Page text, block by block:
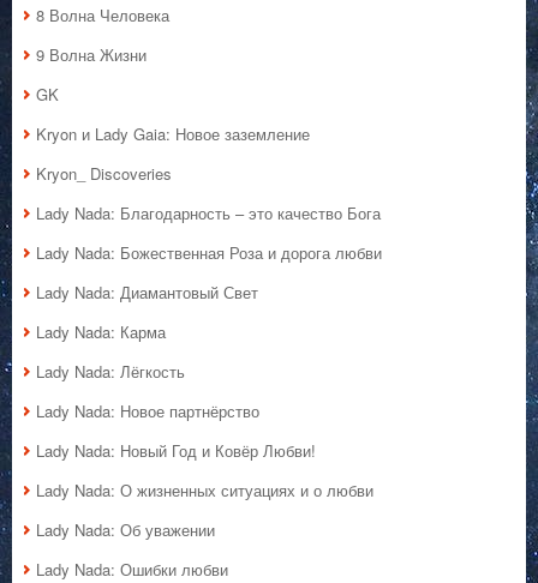
8 Волна Человека
9 Волна Жизни
GK
Kryon и Lady Gaia: Новое заземление
Kryon_ Discoveries
Lady Nada: Благодарность – это качество Бога
Lady Nada: Божественная Роза и дорога любви
Lady Nada: Диамантовый Свет
Lady Nada: Карма
Lady Nada: Лёгкость
Lady Nada: Новое партнёрство
Lady Nada: Новый Год и Ковёр Любви!
Lady Nada: О жизненных ситуациях и о любви
Lady Nada: Об уважении
Lady Nada: Ошибки любви